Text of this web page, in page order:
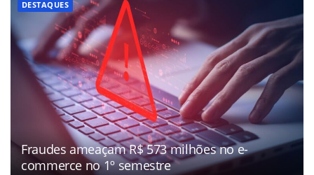
DESTAQUES
Fraudes ameaçam R$ 573 milhões no e-
commerce no 1º semestre